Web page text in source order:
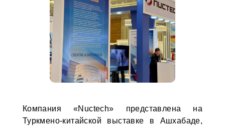
Компания «Nuctech» представлена на
Туркмено-китайской выставке в Ашхабаде,